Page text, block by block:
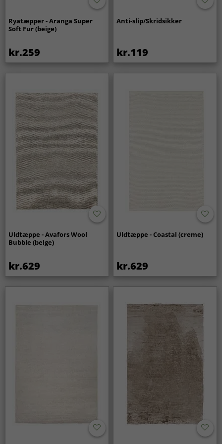
Ryatæpper - Aranga Super
Soft Fur (beige)
kr.259
Anti-slip/Skridsikker
kr.119
Uldtæppe - Avafors Wool
Bubble (beige)
kr.629
Uldtæppe - Coastal (creme)
kr.629